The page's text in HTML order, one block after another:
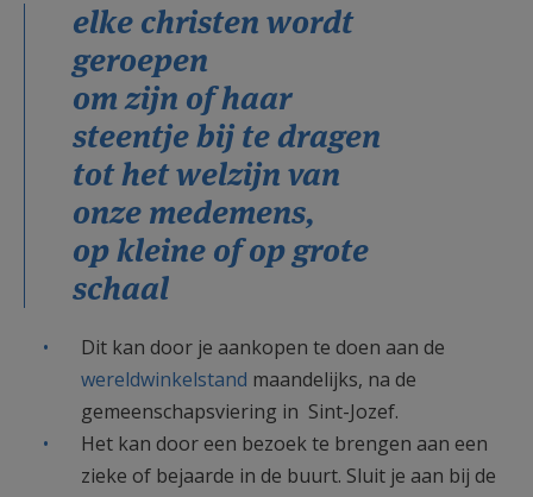
elke christen wordt
geroepen
om zijn of haar
steentje bij te dragen
tot het welzijn van
onze medemens,
op kleine of op grote
schaal
Dit kan door je aankopen te doen aan de
wereldwinkelstand maandelijks, na de
gemeenschapsviering in Sint-Jozef.
Het kan door een bezoek te brengen aan een
zieke of bejaarde in de buurt. Sluit je aan bij de